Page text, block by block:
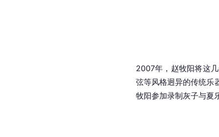
2007年，赵牧阳将这
弦等风格迥异的传统乐
牧阳参加录制灰子与夏